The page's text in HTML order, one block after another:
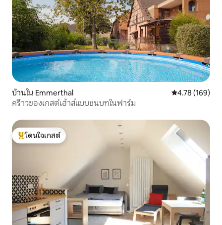
บ้านใน Emmerthal คะแนนเฉลี่ย
4.78 (169)
ครึ่าวของเกสต์เฮ้าส์แบบชนบทในฟาร์ม
โดนใจเกสต์ที่สุด
โดนใจเกสต์